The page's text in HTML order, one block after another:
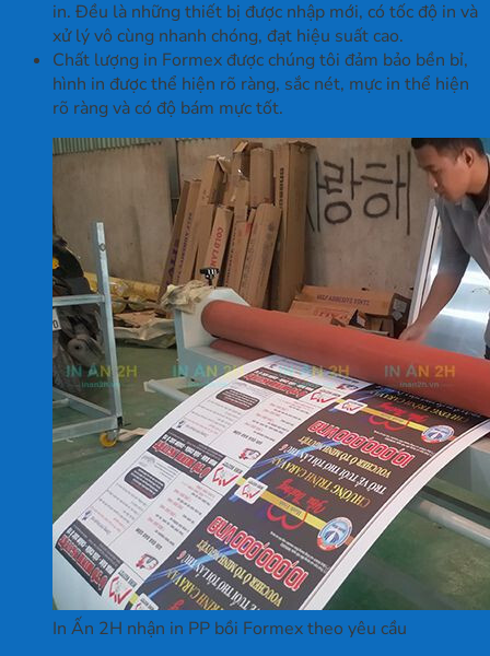
in. Đều là những thiết bị được nhập mới, có tốc độ in và
xử lý vô cùng nhanh chóng, đạt hiệu suất cao.
Chất lượng in Formex được chúng tôi đảm bảo bền bỉ,
hình in được thể hiện rõ ràng, sắc nét, mực in thể hiện
rõ ràng và có độ bám mực tốt.
In Ấn 2H nhận in PP bồi Formex theo yêu cầu